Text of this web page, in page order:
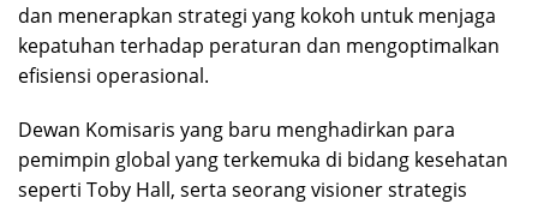
dan menerapkan strategi yang kokoh untuk menjaga
kepatuhan terhadap peraturan dan mengoptimalkan
efisiensi operasional.
Dewan Komisaris yang baru menghadirkan para
pemimpin global yang terkemuka di bidang kesehatan
seperti Toby Hall, serta seorang visioner strategis